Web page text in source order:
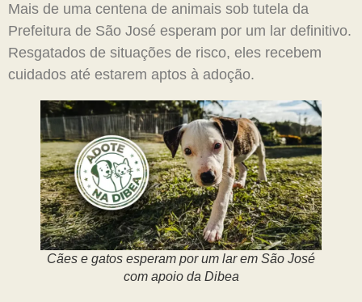
Mais de uma centena de animais sob tutela da
Prefeitura de São José esperam por um lar definitivo.
Resgatados de situações de risco, eles recebem
cuidados até estarem aptos à adoção.
Cães e gatos esperam por um lar em São José
com apoio da Dibea